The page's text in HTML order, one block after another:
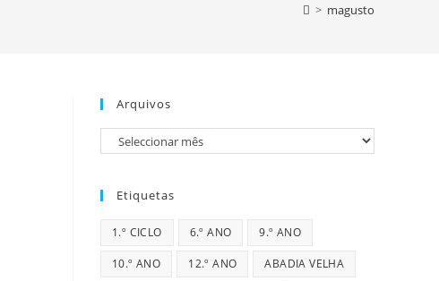
> magusto
Arquivos
Arquivos
Etiquetas
1.º CICLO 6.º ANO 9.º ANO
10.º ANO 12.º ANO ABADIA VELHA